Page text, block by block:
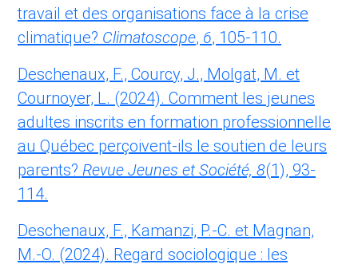
travail et des organisations face à la crise
climatique? Climatoscope, 6, 105-110.
Deschenaux, F., Courcy, J., Molgat, M. et
Cournoyer, L. (2024). Comment les jeunes
adultes inscrits en formation professionnelle
au Québec perçoivent-ils le soutien de leurs
parents? Revue Jeunes et Société, 8(1), 93-
114.
Deschenaux, F., Kamanzi, P.-C. et Magnan,
M.-O. (2024). Regard sociologique : les